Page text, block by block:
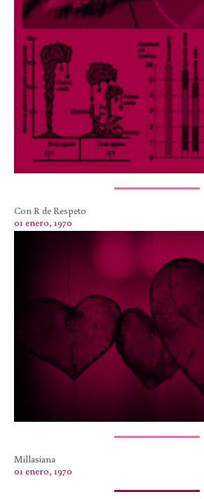
Con R de Respeto
01 enero, 1970
Millasiana
01 enero, 1970